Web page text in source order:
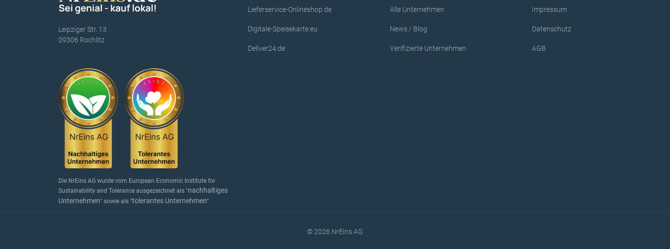
Leipziger Str. 13
09306 Rochlitz
Die NrEins AG wurde vom European Economic Institute for
Sustainability and Tolerance ausgezeichnet als "nachhaltiges
Unternehmen" sowie als "tolerantes Unternehmen".
Lieferservice-Onlineshop.de
Digitale-Speisekarte.eu
Deliver24.de
Alle Unternehmen
News / Blog
Verifizierte Unternehmen
Impressum
Datenschutz
AGB
© 2026 NrEins AG